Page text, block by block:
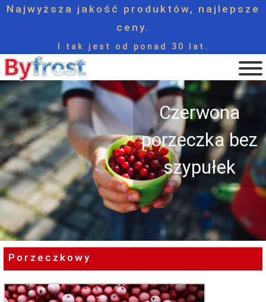
Najwyższa jakość produktów, najlepsze
ceny.
I tak jest od ponad 30 lat.
Czerwona
porzeczka bez
szypułek
Porzeczkowy